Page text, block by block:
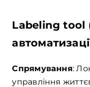
Labeling tool
Спрямування:
управління